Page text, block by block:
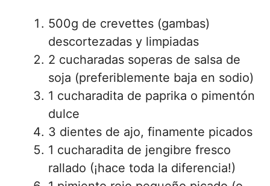
500g de crevettes (gambas)
descortezadas y limpiadas
2 cucharadas soperas de salsa de
soja (preferiblemente baja en sodio)
1 cucharadita de paprika o pimentón
dulce
3 dientes de ajo, finamente picados
1 cucharadita de jengibre fresco
rallado (¡hace toda la diferencia!)